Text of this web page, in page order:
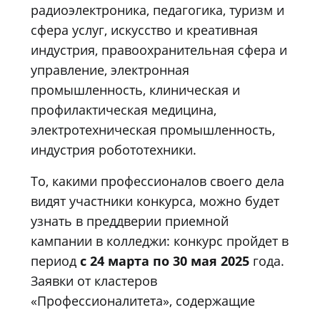
радиоэлектроника, педагогика, туризм и
сфера услуг, искусство и креативная
индустрия, правоохранительная сфера и
управление, электронная
промышленность, клиническая и
профилактическая медицина,
электротехническая промышленность,
индустрия робототехники.
То, какими профессионалов своего дела
видят участники конкурса, можно будет
узнать в преддверии приемной
кампании в колледжи: конкурс пройдет в
период с 24 марта по 30 мая 2025 года.
Заявки от кластеров
«Профессионалитета», содержащие